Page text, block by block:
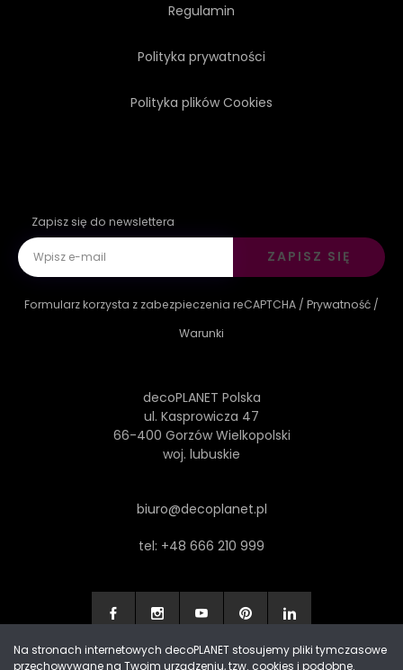
Regulamin
Polityka prywatności
Polityka plików Cookies
Zapisz się do newslettera
ZAPISZ SIĘ
Formularz korzysta z zabezpieczenia reCAPTCHA / Prywatność /
Warunki
decoPLANET Polska
ul. Kasprowicza 47
66-400 Gorzów Wielkopolski
woj. lubuskie
biuro@decoplanet.pl
tel: +48 666 210 999
Na stronach internetowych decoPLANET stosujemy pliki tymczasowe
przechowywane na Twoim urządzeniu, tzw. cookies i podobne.